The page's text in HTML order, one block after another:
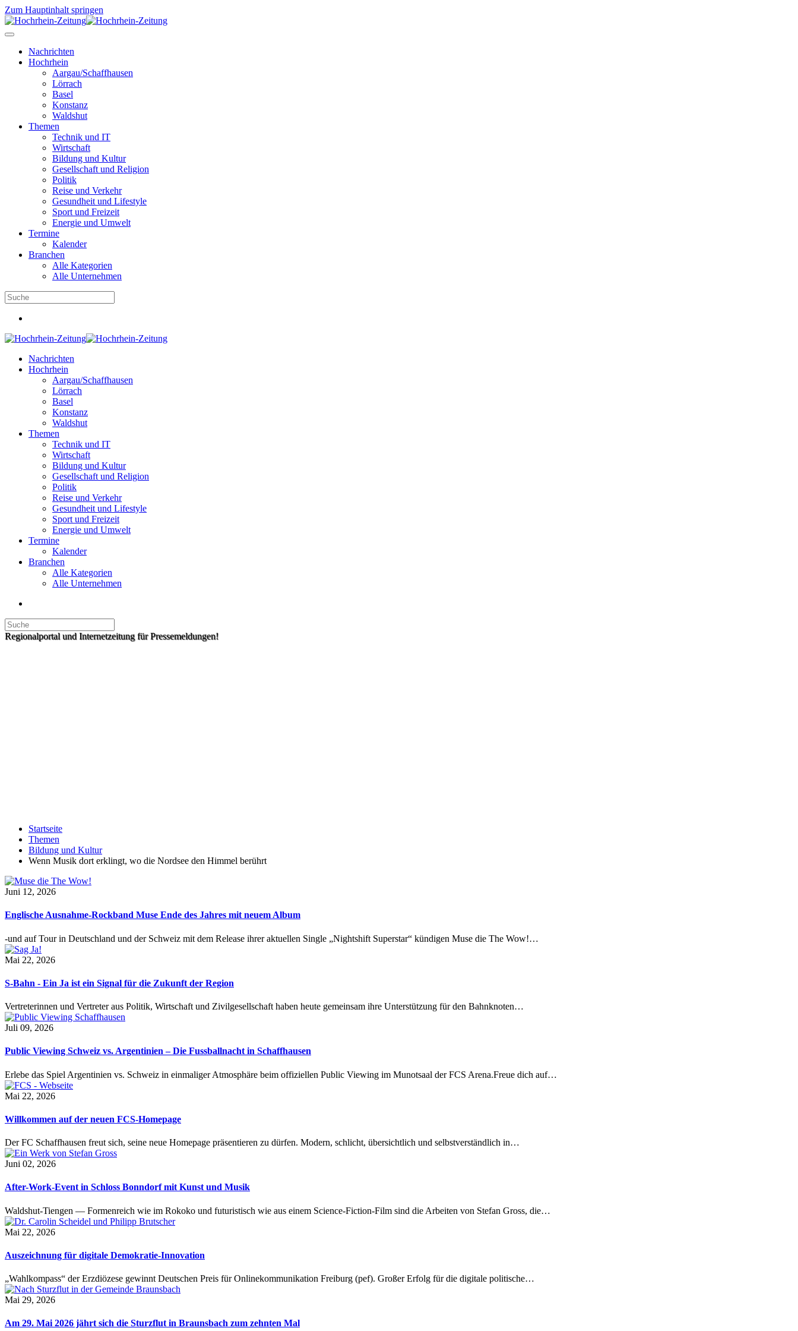
Zum Hauptinhalt springen
Nachrichten
Hochrhein
Aargau/Schaffhausen
Lörrach
Basel
Konstanz
Waldshut
Themen
Technik und IT
Wirtschaft
Bildung und Kultur
Gesellschaft und Religion
Politik
Reise und Verkehr
Gesundheit und Lifestyle
Sport und Freizeit
Energie und Umwelt
Termine
Kalender
Branchen
Alle Kategorien
Alle Unternehmen
Nachrichten
Hochrhein
Aargau/Schaffhausen
Lörrach
Basel
Konstanz
Waldshut
Themen
Technik und IT
Wirtschaft
Bildung und Kultur
Gesellschaft und Religion
Politik
Reise und Verkehr
Gesundheit und Lifestyle
Sport und Freizeit
Energie und Umwelt
Termine
Kalender
Branchen
Alle Kategorien
Alle Unternehmen
Regionalportal und Internetzeitung für Pressemeldungen!
Startseite
Themen
Bildung und Kultur
Wenn Musik dort erklingt, wo die Nordsee den Himmel berührt
Juni 12, 2026
Englische Ausnahme-Rockband Muse Ende des Jahres mit neuem Album
-und auf Tour in Deutschland und der Schweiz mit dem Release ihrer aktuellen Single „Nightshift Superstar“ kündigen Muse die The Wow!…
Mai 22, 2026
S-Bahn - Ein Ja ist ein Signal für die Zukunft der Region
Vertreterinnen und Vertreter aus Politik, Wirtschaft und Zivilgesellschaft haben heute gemeinsam ihre Unterstützung für den Bahnknoten…
Juli 09, 2026
Public Viewing Schweiz vs. Argentinien – Die Fussballnacht in Schaffhausen
Erlebe das Spiel Argentinien vs. Schweiz in einmaliger Atmosphäre beim offiziellen Public Viewing im Munotsaal der FCS Arena.Freue dich auf…
Mai 22, 2026
Willkommen auf der neuen FCS-Homepage
Der FC Schaffhausen freut sich, seine neue Homepage präsentieren zu dürfen. Modern, schlicht, übersichtlich und selbstverständlich in…
Juni 02, 2026
After-Work-Event in Schloss Bonndorf mit Kunst und Musik
Waldshut-Tiengen — Formenreich wie im Rokoko und futuristisch wie aus einem Science-Fiction-Film sind die Arbeiten von Stefan Gross, die…
Mai 22, 2026
Auszeichnung für digitale Demokratie-Innovation
„Wahlkompass“ der Erzdiözese gewinnt Deutschen Preis für Onlinekommunikation Freiburg (pef). Großer Erfolg für die digitale politische…
Mai 29, 2026
Am 29. Mai 2026 jährt sich die Sturzflut in Braunsbach zum zehnten Mal